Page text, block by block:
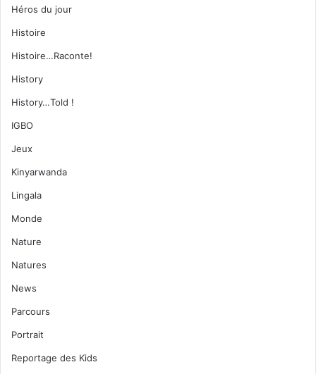
Héros du jour
Histoire
Histoire…Raconte!
History
History…Told !
IGBO
Jeux
Kinyarwanda
Lingala
Monde
Nature
Natures
News
Parcours
Portrait
Reportage des Kids